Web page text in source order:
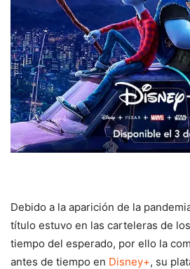
Debido a la aparición de la
título estuvo en las carteleras de
tiempo del esperado, por ello la
antes de tiempo en Disney+, su